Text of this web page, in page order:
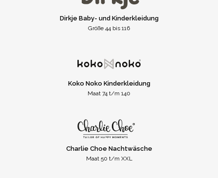
Dirkje Baby- und Kinderkleidung
Größe 44 bis 116
Koko Noko Kinderkleidung
Maat 74 t/m 140
Charlie Choe Nachtwäsche
Maat 50 t/m XXL